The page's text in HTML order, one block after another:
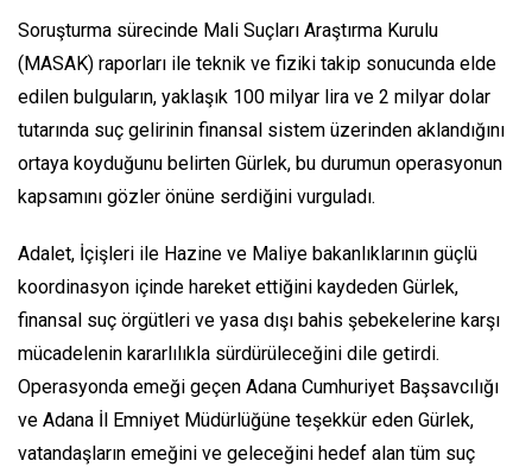
Soruşturma sürecinde Mali Suçları Araştırma Kurulu
(MASAK) raporları ile teknik ve fiziki takip sonucunda elde
edilen bulguların, yaklaşık 100 milyar lira ve 2 milyar dolar
tutarında suç gelirinin finansal sistem üzerinden aklandığını
ortaya koyduğunu belirten Gürlek, bu durumun operasyonun
kapsamını gözler önüne serdiğini vurguladı.
Adalet, İçişleri ile Hazine ve Maliye bakanlıklarının güçlü
koordinasyon içinde hareket ettiğini kaydeden Gürlek,
finansal suç örgütleri ve yasa dışı bahis şebekelerine karşı
mücadelenin kararlılıkla sürdürüleceğini dile getirdi.
Operasyonda emeği geçen Adana Cumhuriyet Başsavcılığı
ve Adana İl Emniyet Müdürlüğüne teşekkür eden Gürlek,
vatandaşların emeğini ve geleceğini hedef alan tüm suç